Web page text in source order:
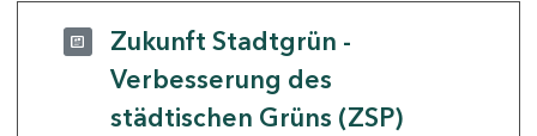
Zukunft Stadtgrün -
Verbesserung des
städtischen Grüns (ZSP)